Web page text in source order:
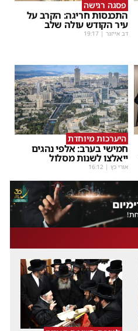
פסגה רגישה
התכנסות חריגה: הקרב על
עיר הקודש עולה שלב
דב אייזנר |
19:17
היערכות מיוחדת
חמישי בערב: אלפי נהגים
ייאלצו לשנות מסלול
אורי כץ |
16:12